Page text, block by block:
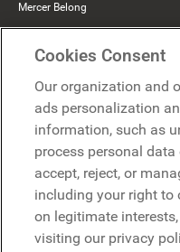
Mercer Belong
Demander une démo
Demander une démo
Contact
Contact
Cookies Consent
Our organization and
ads personalization
information, such as
process personal
accept, reject, or
including your right to
on legitimate
visiting our privacy